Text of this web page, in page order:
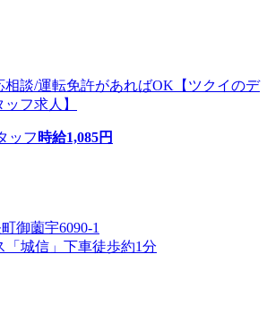
相談/運転免許があればOK【ツクイのデ
フ求人】
ッフ 時給1,085円
御薗宇6090-1
「城信」下車徒歩約1分